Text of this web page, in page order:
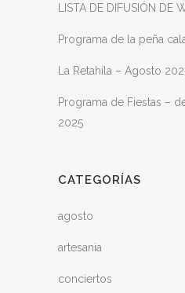
LISTA DE DIFUSIÓN DE
Programa de la peña
La Retahíla – Agosto
Programa de Fiestas –
2025
CATEGORÍAS
agosto
artesania
conciertos